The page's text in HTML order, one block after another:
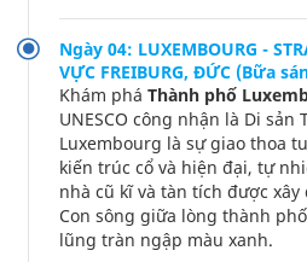
Ngày 04: LUXEMBOURG -
VỰC FREIBURG, ĐỨC (Bữa
Khám phá Thành phố
UNESCO công nhận là Di sản
Luxembourg là sự giao thoa
kiến trúc cổ và hiện đại, tự
nhà cũ kĩ và tàn tích được
Con sông giữa lòng thành
lũng tràn ngập màu xanh.